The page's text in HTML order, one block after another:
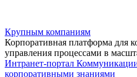
Крупным компаниям
Корпоративная платформа для
управления процессами в
Интранет-портал
корпоративными знаниями